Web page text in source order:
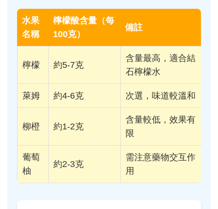
水果
名稱
檸檬酸含量（每
100克）
備註
檸檬 約5-7克
含量最高，適合結
石檸檬水
萊姆 約4-6克 次選，味道較溫和
柳橙 約1-2克
含量較低，效果有
限
葡萄
柚
約2-3克
需注意藥物交互作
用